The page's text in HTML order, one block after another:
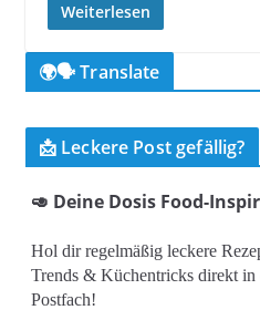
Weiterlesen
🌍🗣️ Translate
📩 Leckere Post gefällig?
🥑 Deine Dosis Food-
Hol dir regelmäßig leckere
Trends & Küchentricks direkt in
Postfach!